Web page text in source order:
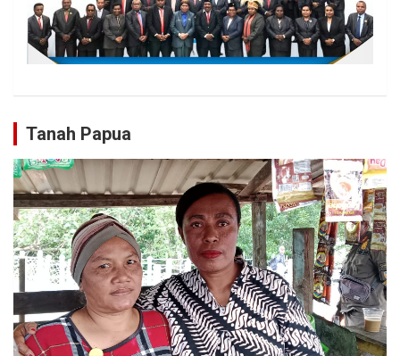
Tanah Papua